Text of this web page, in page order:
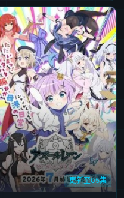
更新至05集